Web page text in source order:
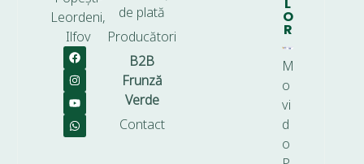
Leordeni,
Ilfov
de plată
Producători
B2B
Frunză
Verde
Contact
L
O
R
M
o
vi
d
o